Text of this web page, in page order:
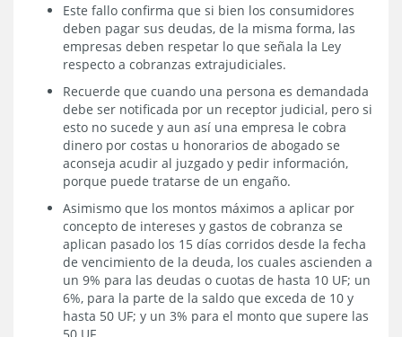
Este fallo confirma que si bien los consumidores
deben pagar sus deudas, de la misma forma, las
empresas deben respetar lo que señala la Ley
respecto a cobranzas extrajudiciales.
Recuerde que cuando una persona es demandada
debe ser notificada por un receptor judicial, pero si
esto no sucede y aun así una empresa le cobra
dinero por costas u honorarios de abogado se
aconseja acudir al juzgado y pedir información,
porque puede tratarse de un engaño.
Asimismo que los montos máximos a aplicar por
concepto de intereses y gastos de cobranza se
aplican pasado los 15 días corridos desde la fecha
de vencimiento de la deuda, los cuales ascienden a
un 9% para las deudas o cuotas de hasta 10 UF; un
6%, para la parte de la saldo que exceda de 10 y
hasta 50 UF; y un 3% para el monto que supere las
50 UF.